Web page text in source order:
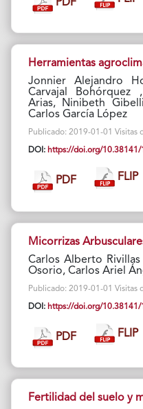
PDF
Herramientas
Jonnier Alejandro
Carvajal Bohórquez
Arias, Ninibeth
Carlos García López
Publicado: 2019-01-01 Visitas
DOI: https://doi.org/10.38141/
PDF FLIP
Micorrizas
Carlos Alberto
Osorio, Carlos Ariel
Publicado: 2019-01-01 Visitas
DOI: https://doi.org/
PDF FLIP
Fertilidad del suelo y